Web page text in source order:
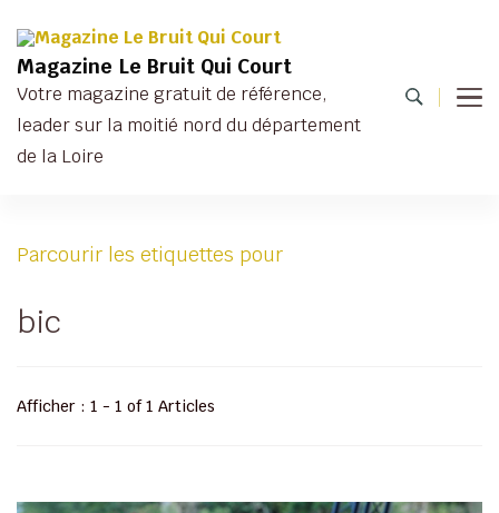
Magazine Le Bruit Qui Court
Votre magazine gratuit de référence,
leader sur la moitié nord du département
de la Loire
Parcourir les etiquettes pour
bic
Afficher : 1 - 1 of 1 Articles